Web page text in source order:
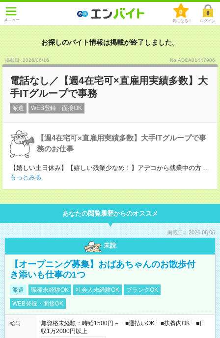
メニュー
0
気になる！ ログイン
お探しのバイト情報は掲載が終了しました。
掲載日 :2026/06/16 No.ADCA01447906
電話なし／【週4在宅可×直雇用実績多数】大
手ITグループで事務
派遣 WEB登録・面接OK
【週4在宅可×直雇用実績多数】大手ITグループで事
務のお仕事
【嬉しい土日休み】【嬉しい残業少なめ！】アデコから就業中の方 ...
もっとみる
あなたの閲覧履歴からのオススメ
掲載日：2026.08.06
未読
【オープニング募集】おばあちゃんのお散歩付
き添いも仕事の1つ
派遣 職種未経験OK 社会人未経験OK
ブランクOK
WEB登録・面接OK
給与
無資格未経験：時給1500円～ ■週払いOK ■扶養内OK ■日
収1万2000円以上